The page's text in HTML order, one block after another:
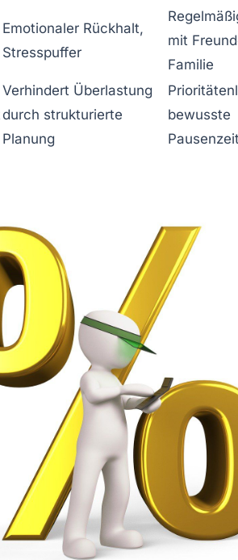
Emotionaler Rückhalt,
Stresspuffer
mit
Familie
Verhindert Überlastung
durch strukturierte
Planung
bewusste